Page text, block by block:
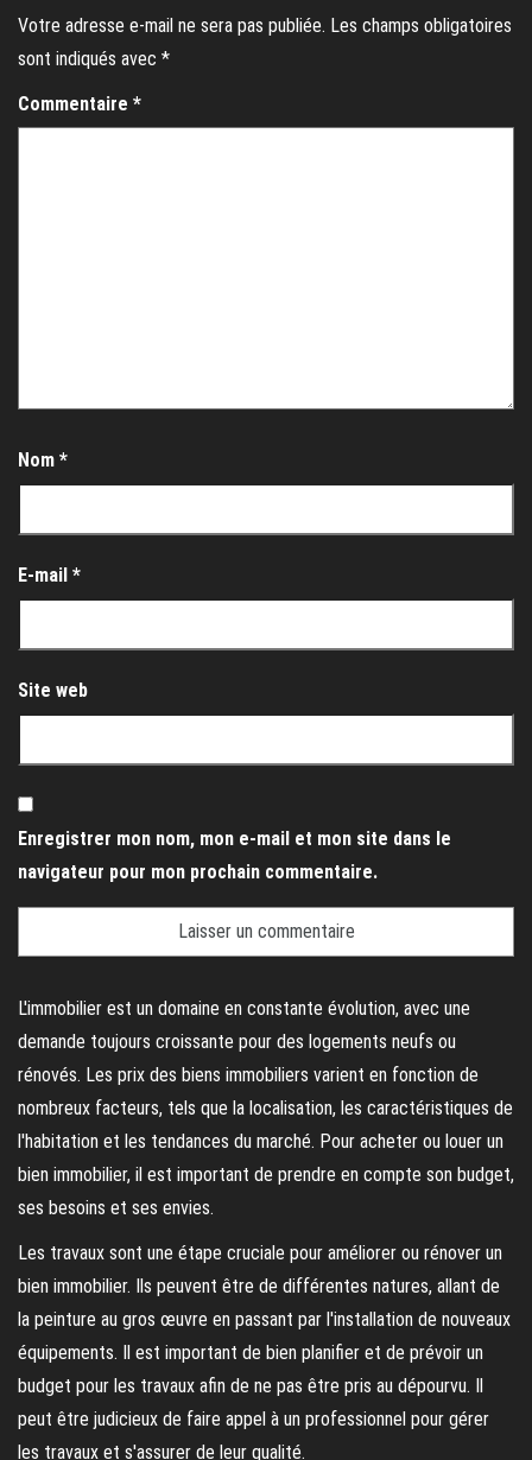
Votre adresse e-mail ne sera pas publiée. Les champs obligatoires
sont indiqués avec *
Commentaire *
Nom *
E-mail *
Site web
Enregistrer mon nom, mon e-mail et mon site dans le
navigateur pour mon prochain commentaire.
L'immobilier est un domaine en constante évolution, avec une
demande toujours croissante pour des logements neufs ou
rénovés. Les prix des biens immobiliers varient en fonction de
nombreux facteurs, tels que la localisation, les caractéristiques de
l'habitation et les tendances du marché. Pour acheter ou louer un
bien immobilier, il est important de prendre en compte son budget,
ses besoins et ses envies.
Les travaux sont une étape cruciale pour améliorer ou rénover un
bien immobilier. Ils peuvent être de différentes natures, allant de
la peinture au gros œuvre en passant par l'installation de nouveaux
équipements. Il est important de bien planifier et de prévoir un
budget pour les travaux afin de ne pas être pris au dépourvu. Il
peut être judicieux de faire appel à un professionnel pour gérer
les travaux et s'assurer de leur qualité.